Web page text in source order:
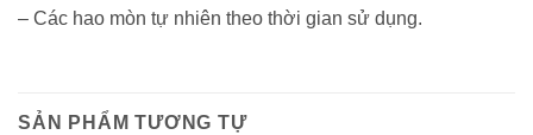
– Các hao mòn tự nhiên theo thời gian sử dụng.
SẢN PHẨM TƯƠNG TỰ